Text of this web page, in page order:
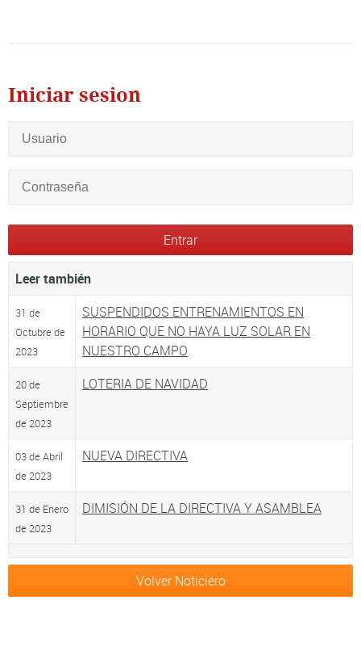
Iniciar sesion
Leer también
31 de
Octubre de
2023
SUSPENDIDOS ENTRENAMIENTOS EN
HORARIO QUE NO HAYA LUZ SOLAR EN
NUESTRO CAMPO
20 de
Septiembre
de 2023
LOTERIA DE NAVIDAD
03 de Abril
de 2023
NUEVA DIRECTIVA
31 de Enero
de 2023
DIMISIÓN DE LA DIRECTIVA Y ASAMBLEA
Volver Noticiero